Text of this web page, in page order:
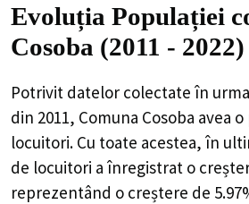
Evoluția Populației
Cosoba (2011 - 2022)
Potrivit datelor colectate în
din 2011, Comuna Cosoba avea
locuitori. Cu toate acestea, în
de locuitori a înregistrat o
reprezentând o creștere de